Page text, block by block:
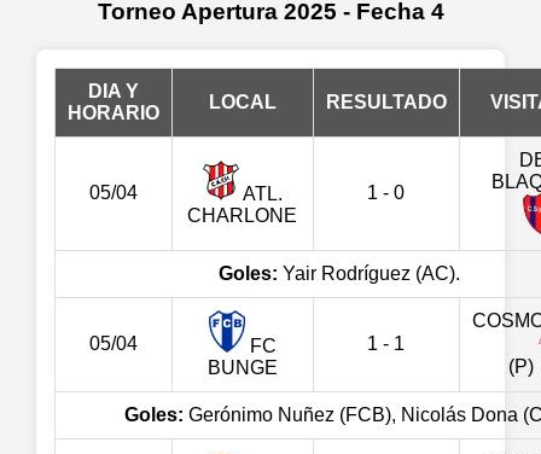
Torneo Apertura 2025 - Fecha 4
DIA Y
HORARIO
LOCAL RESULTADO
05/04
ATL.
CHARLONE
1 - 0
Goles: Yair Rodríguez (AC).
05/04
FC
BUNGE
1 - 1
(P)
Goles: Gerónimo Nuñez (FCB), Nicolás Dona